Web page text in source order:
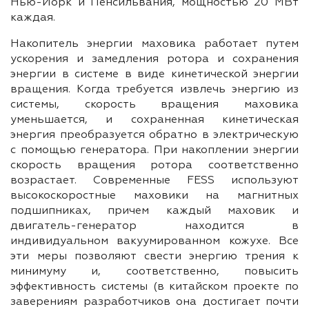
Нью-Йорк и Пенсильвания, мощностью 20 МВт
каждая.
Накопитель энергии маховика работает путем
ускорения и замедления ротора и сохранения
энергии в системе в виде кинетической энергии
вращения. Когда требуется извлечь энергию из
системы, скорость вращения маховика
уменьшается, и сохраненная кинетическая
энергия преобразуется обратно в электрическую
с помощью генератора. При накоплении энергии
скорость вращения ротора соответственно
возрастает. Современные FESS используют
высокоскоростные маховики на магнитных
подшипниках, причем каждый маховик и
двигатель-генератор находится в
индивидуальном вакуумированном кожухе. Все
эти меры позволяют свести энергию трения к
минимуму и, соответственно, повысить
эффективность системы (в китайском проекте по
заверениям разработчиков она достигает почти